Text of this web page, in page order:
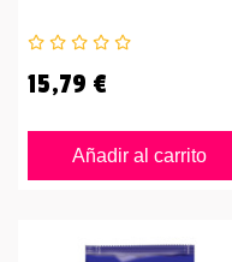
15,79 €
Añadir al carrito